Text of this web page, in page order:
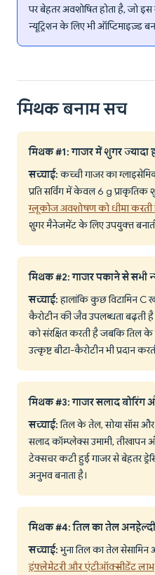
पर बेहतर अवशोषित होता है, जो
न्यूट्रिशन के लिए भी ऑप्टिमाइज़्ड
मिथक बनाम सच
मिथक #1: गाजर में शुगर ज्यादा
सच्चाई:कच्ची गाजर का
प्रति सर्विंग में केवल 6 g प्राकृतिक
ग्लूकोज अवशोषण को धीमा करती
शुगर मैनेजमेंट के लिए उपयुक्त
मिथक #2: गाजर पकाने से सभी
सच्चाई:हालांकि कुछ विटामिन C
कैरोटीन की जैव उपलब्धता बढ़ती
को संरक्षित करती है जबकि तिल
उत्कृष्ट बीटा-कैरोटीन भी प्रदान
मिथक #3: गाजर सलाद बोरिंग
सच्चाई:तिल के तेल, सोया सॉस और
सलाद कॉम्प्लेक्स उमामी, तीखापन
टेक्सचर कटी हुई गाजर से बेहतर
अनुभव बनाता है।
मिथक #4: तिल का तेल
सच्चाई:भुना तिल का तेल सेसामिन
इंफ्लेमेटरी और एंटीऑक्सीडेंट लाभ